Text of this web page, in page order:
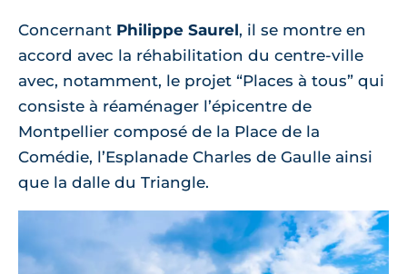
Concernant Philippe Saurel, il se montre en
accord avec la réhabilitation du centre-ville
avec, notamment, le projet “Places à tous” qui
consiste à réaménager l’épicentre de
Montpellier composé de la Place de la
Comédie, l’Esplanade Charles de Gaulle ainsi
que la dalle du Triangle.